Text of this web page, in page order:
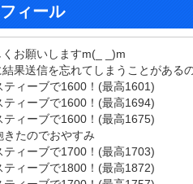
ィール
くお願いしますm(_ _)m
結果送信を忘れてしまうことがある
ティーブで1600！(最高1601)
ティーブで1600！(最高1694)
ティーブで1600！(最高1675)
きたのでおやすみ
ティーブで1700！(最高1703)
ティーブで1800！(最高1872)